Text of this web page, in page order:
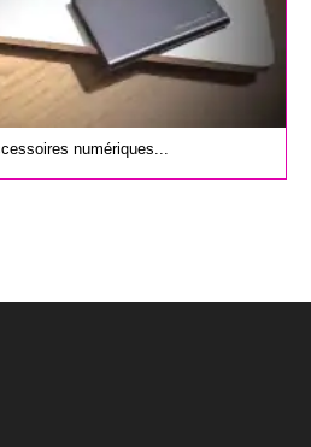
numériques...